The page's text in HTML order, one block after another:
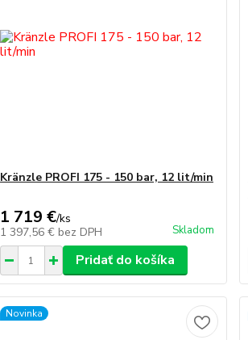
Kränzle PROFI 175 - 150 bar, 12 lit/min
1 719 €/ks
1 397,56 € bez DPH Skladom
Pridať do košíka
Novinka